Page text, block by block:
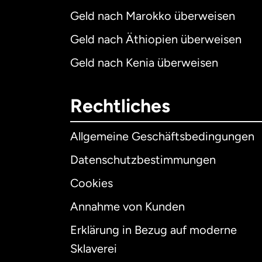
Geld nach Marokko überweisen
Geld nach Äthiopien überweisen
Geld nach Kenia überweisen
Rechtliches
Allgemeine Geschäftsbedingungen
Datenschutzbestimmungen
Cookies
Annahme von Kunden
Erklärung in Bezug auf moderne
Sklaverei